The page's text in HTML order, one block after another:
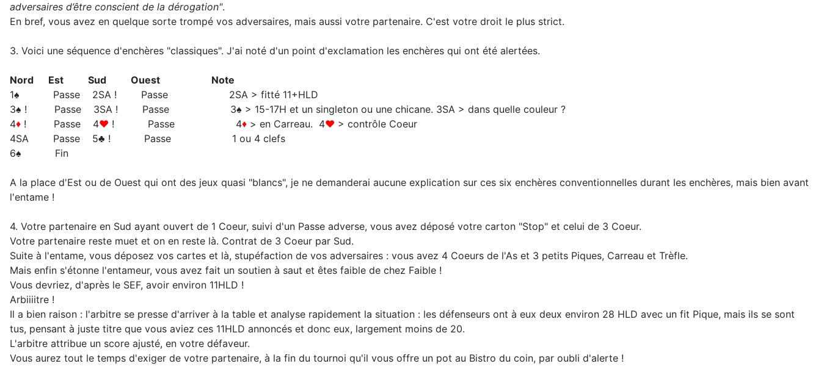
adversaires d’être conscient de la dérogation".
En bref, vous avez en quelque sorte trompé vos adversaires, mais aussi votre partenaire. C'est votre droit le plus strict.
3. Voici une séquence d'enchères "classiques". J'ai noté d'un point d'exclamation les enchères qui ont été alertées.
Nord Est Sud Ouest Note
1♠ Passe 2SA ! Passe 2SA > fitté 11+HLD
3♠ ! Passe 3SA ! Passe 3♠ > 15-17H et un singleton ou une chicane. 3SA > dans quelle couleur ?
4♦ ! Passe 4♥ ! Passe 4♦ > en Carreau. 4♥ > contrôle Coeur
4SA Passe 5♣ ! Passe 1 ou 4 clefs
6♠ Fin
A la place d'Est ou de Ouest qui ont des jeux quasi "blancs", je ne demanderai aucune explication sur ces six enchères conventionnelles durant les enchères, mais bien avant
l'entame !
4. Votre partenaire en Sud ayant ouvert de 1 Coeur, suivi d'un Passe adverse, vous avez déposé votre carton "Stop" et celui de 3 Coeur.
Votre partenaire reste muet et on en reste là. Contrat de 3 Coeur par Sud.
Suite à l'entame, vous déposez vos cartes et là, stupéfaction de vos adversaires : vous avez 4 Coeurs de l'As et 3 petits Piques, Carreau et Trèfle.
Mais enfin s'étonne l'entameur, vous avez fait un soutien à saut et êtes faible de chez Faible !
Vous devriez, d'après le SEF, avoir environ 11HLD !
Arbiiiitre !
Il a bien raison : l'arbitre se presse d'arriver à la table et analyse rapidement la situation : les défenseurs ont à eux deux environ 28 HLD avec un fit Pique, mais ils se sont
tus, pensant à juste titre que vous aviez ces 11HLD annoncés et donc eux, largement moins de 20.
L'arbitre attribue un score ajusté, en votre défaveur.
Vous aurez tout le temps d'exiger de votre partenaire, à la fin du tournoi qu'il vous offre un pot au Bistro du coin, par oubli d'alerte !